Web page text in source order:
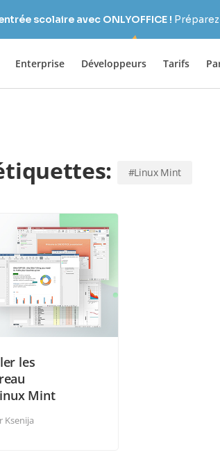
scolaire avec ONLYOFFICE !
Enterprise Développeurs Tarifs
#Linux Mint
les
Mint
Ksenija